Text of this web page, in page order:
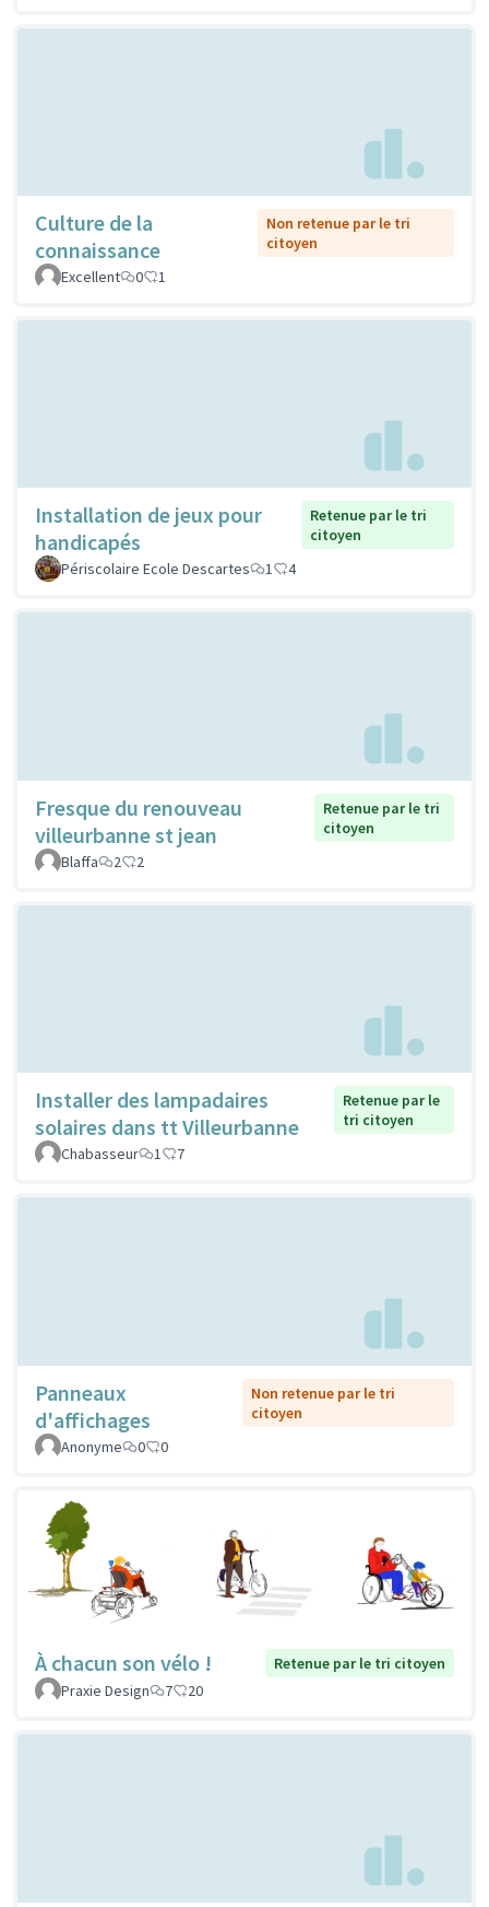
Culture de la
connaissance
Non retenue par le tri
citoyen
Excellent
0 1
Installation de jeux pour
handicapés
Retenue par le tri
citoyen
Périscolaire Ecole Descartes
1 4
Fresque du renouveau
villeurbanne st jean
Retenue par le tri
citoyen
Blaffa
2 2
Installer des lampadaires
solaires dans tt Villeurbanne
Retenue par le
tri citoyen
Chabasseur
1 7
Panneaux
d'affichages
Non retenue par le tri
citoyen
Anonyme
0 0
À chacun son vélo !
Retenue par le tri citoyen
Praxie Design
7 20